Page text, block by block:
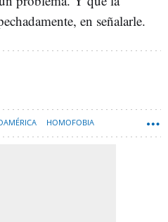
en señalarle.
HOMOFOBIA